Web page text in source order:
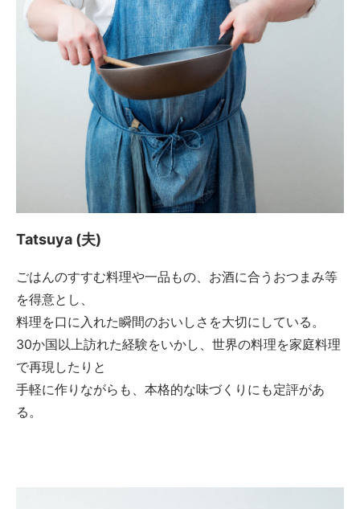
Tatsuya (夫)
ごはんのすすむ料理や一品もの、お酒に合うおつまみ等
を得意とし、
料理を口に入れた瞬間のおいしさを大切にしている。
30か国以上訪れた経験をいかし、世界の料理を家庭料理
で再現したりと
手軽に作りながらも、本格的な味づくりにも定評があ
る。